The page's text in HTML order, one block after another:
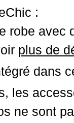
:
robe
plus de
dans
les
ne sont